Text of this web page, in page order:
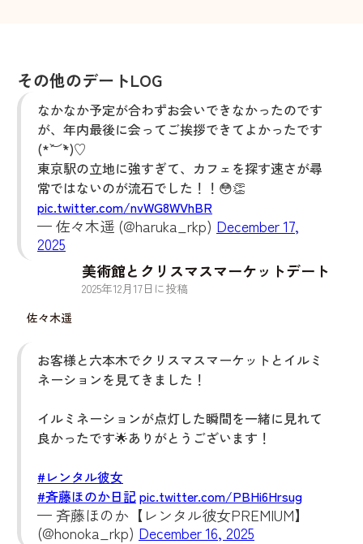
その他のデートLOG
なかなか予定が合わずお会いできなかったのです
が、年内最後に会ってご挨拶できてよかったです
(*´︶`*)♡
東京駅の立地に強すぎて、カフェを探す速さが尋
常ではないのが流石でした！！😳👏
pic.twitter.com/nvWG8WVhBR
— 佐々木遥 (@haruka_rkp) December 17,
2025
佐々木遥
美術館とクリスマスマーケットデート
2025年12月 17日に投稿
お客様と六本木でクリスマスマーケットとイルミ
ネーションを見てきました！
イルミネーションが点灯した瞬間を一緒に見れて
良かったです🌟ありがとうございます！
#レンタル彼女
#斉藤ほのか日記pic.twitter.com/PBHi6Hrsug
— 斉藤ほのか【レンタル彼女PREMIUM】
(@honoka_rkp) December 16, 2025